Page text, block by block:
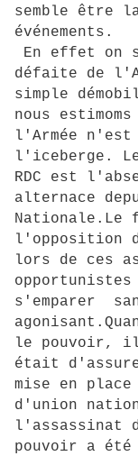
semble être
événements.
En effet on
défaite de
simple
nous
l'Armée
l'iceberge.
RDC est
alternace
Nationale.Le
l'opposition
lors de ces
opportunistes
s'emparer
le pouvoir, il
était
mise en
d'union
l'assassinat
pouvoir a été